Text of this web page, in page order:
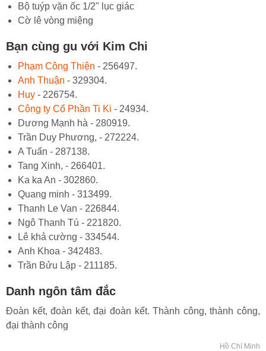
Bộ tuýp vặn ốc 1/2" lục giác
Cờ lê vòng miệng
Bạn cùng gu với Kim Chi
Phạm Công Thiện - 256497.
Anh Thuận - 329304.
Huy - 226754.
Công ty Cổ Phần Ti Ki - 24934.
Dương Mạnh hà - 280919.
Trần Duy Phương, - 272224.
A Tuấn - 287138.
Tang Xinh, - 266401.
Ka ka An - 302860.
Quang minh - 313499.
Thanh Le Van - 226844.
Ngô Thanh Tú - 221820.
Lê khả cường - 334544.
Anh Khoa - 342483.
Trần Bửu Lập - 211185.
Danh ngôn tâm đắc
Đoàn kết, đoàn kết, đại đoàn kết. Thành công, thành công,
đại thành công
Hồ Chí Minh